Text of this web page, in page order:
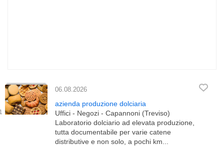
06.08.2026
azienda produzione dolciaria
Uffici - Negozi - Capannoni (Treviso)
Laboratorio dolciario ad elevata produzione,
tutta documentabile per varie catene
distributive e non solo, a pochi km...